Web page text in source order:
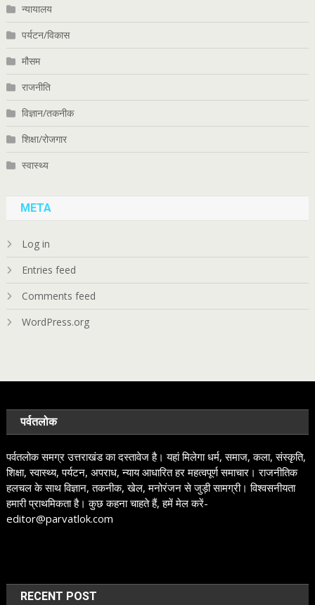
न्यायालय
पर्यटन/विकास
मौसम
राजनीति
विज्ञान/तकनीक
शिक्षा/रोजगार
स्वास्थ्य
META
Log in
Entries feed
Comments feed
WordPress.org
पर्वतलोक
पर्वतलोक समग्र उत्तराखंड का दस्तावेज है। यहां मिलेगा धर्म, समाज, कला, संस्कृति,
शिक्षा, स्वास्थ्य, पर्यटन, अपराध, न्याय आधारित हर महत्वपूर्ण समाचार। राजनीतिक
हलचल के साथ विज्ञान, तकनीक, खेल, मनोरंजन से जुड़ी सामग्री। विश्वसनीयता
हमारी प्राथमिकता है। कुछ कहना चाहते हैं, हमें मेल करें-
editor@parvatlok.com
RECENT POST